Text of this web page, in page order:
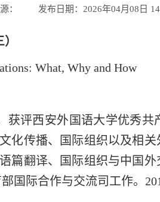
： 发布日期：2026年04月08日
What, Why and How
获评西安外国语大学优秀
化传播、国际组织以及相
篇翻译、国际组织与中国
国际合作与交流司工作。